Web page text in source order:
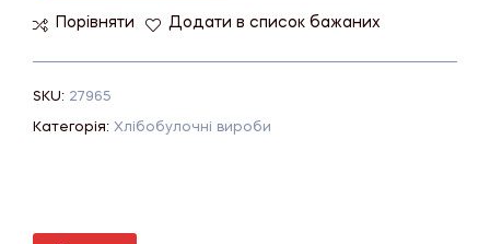
Порівняти Додати в список бажаних
SKU: 27965
Категорія: Хлібобулочні вироби